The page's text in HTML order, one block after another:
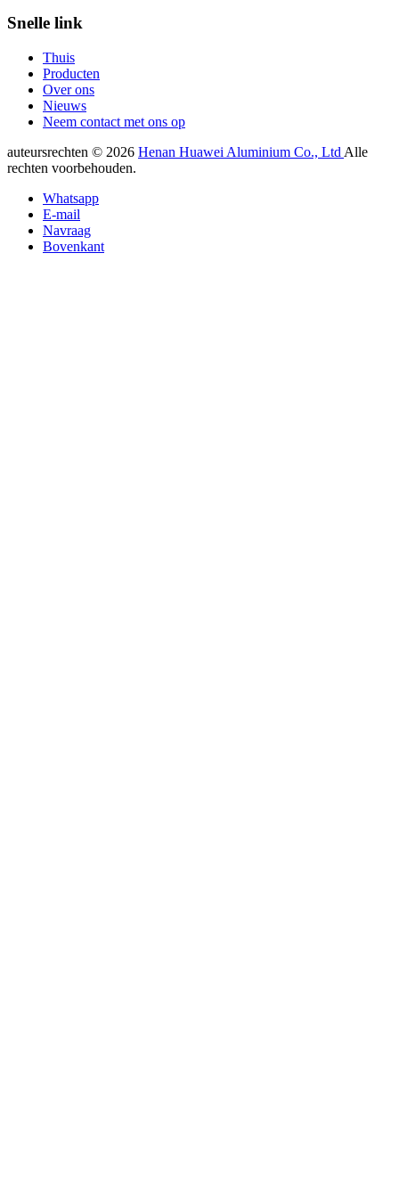
Snelle link
Thuis
Producten
Over ons
Nieuws
Neem contact met ons op
auteursrechten © 2026 Henan Huawei Aluminium Co., Ltd Alle
rechten voorbehouden.
Whatsapp
E-mail
Navraag
Bovenkant